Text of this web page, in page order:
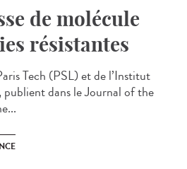
de molécule
résistantes
Tech (PSL) et de l’Institut
dans le Journal of the